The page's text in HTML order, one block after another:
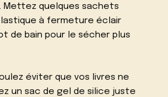
. Mettez quelques sachets
à fermeture éclair
de bain pour le sécher plus
éviter que vos livres ne
un sac de gel de silice juste